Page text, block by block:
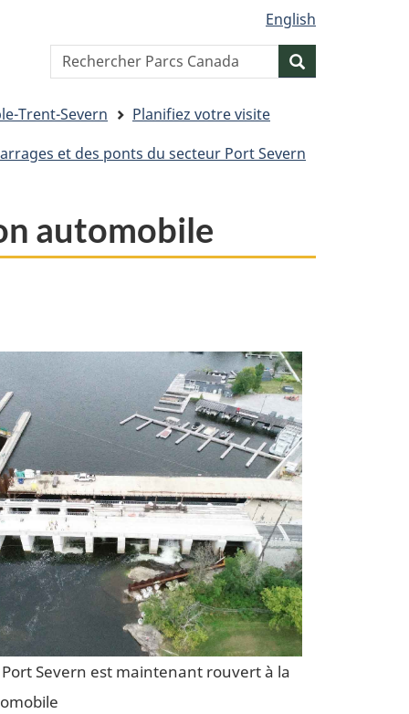
English
Search
website
Trent-Severn
Planifiez votre visite
et des ponts du secteur Port Severn
automobile
Severn est maintenant rouvert à la